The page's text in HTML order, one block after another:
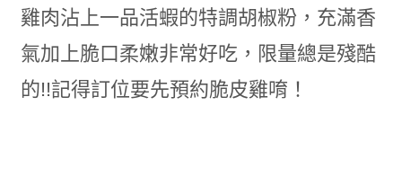
雞肉沾上一品活蝦的特調胡椒粉，充滿香
氣加上脆口柔嫩非常好吃，限量總是殘酷
的!!記得訂位要先預約脆皮雞唷！